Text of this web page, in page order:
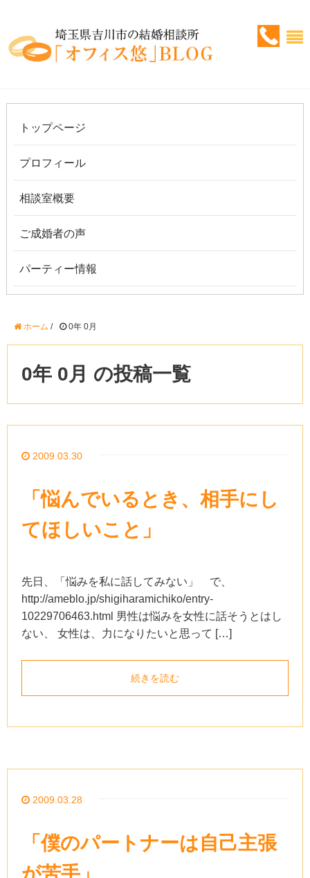
トップページ
プロフィール
相談室概要
ご成婚者の声
パーティー情報
ホーム / 0年 0月
0年 0月 の投稿一覧
2009.03.30
「悩んでいるとき、相手にし
てほしいこと」
先日、「悩みを私に話してみない」 で、
http://ameblo.jp/shigiharamichiko/entry-
10229706463.html 男性は悩みを女性に話そうとはし
ない、 女性は、力になりたいと思って […]
続きを読む
2009.03.28
「僕のパートナーは自己主張
が苦手」